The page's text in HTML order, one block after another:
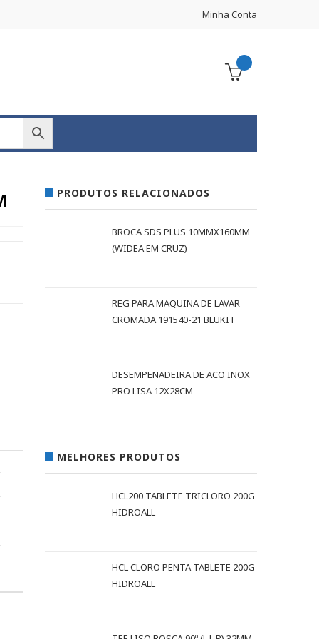
Minha Conta
PRODUTOS RELACIONADOS
BROCA SDS PLUS 10MMX160MM
(WIDEA EM CRUZ)
REG PARA MAQUINA DE LAVAR
CROMADA 191540-21 BLUKIT
DESEMPENADEIRA DE ACO INOX
PRO LISA 12X28CM
MELHORES PRODUTOS
HCL200 TABLETE TRICLORO 200G
HIDROALL
HCL CLORO PENTA TABLETE 200G
HIDROALL